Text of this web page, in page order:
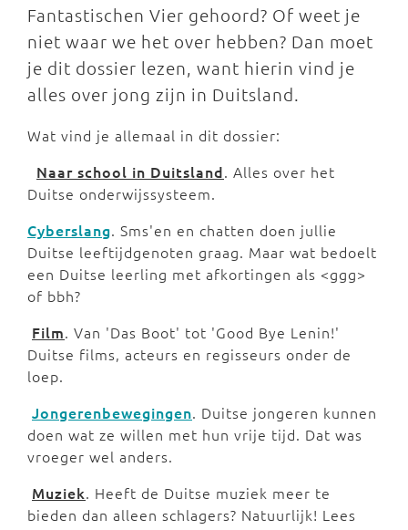
Fantastischen Vier gehoord? Of weet je
niet waar we het over hebben? Dan moet
je dit dossier lezen, want hierin vind je
alles over jong zijn in Duitsland.
Wat vind je allemaal in dit dossier:
Naar school in Duitsland. Alles over het
Duitse onderwijssysteem.
Cyberslang. Sms'en en chatten doen jullie
Duitse leeftijdgenoten graag. Maar wat bedoelt
een Duitse leerling met afkortingen als <ggg>
of bbh?
Film. Van 'Das Boot' tot 'Good Bye Lenin!'
Duitse films, acteurs en regisseurs onder de
loep.
Jongerenbewegingen. Duitse jongeren kunnen
doen wat ze willen met hun vrije tijd. Dat was
vroeger wel anders.
Muziek. Heeft de Duitse muziek meer te
bieden dan alleen schlagers? Natuurlijk! Lees